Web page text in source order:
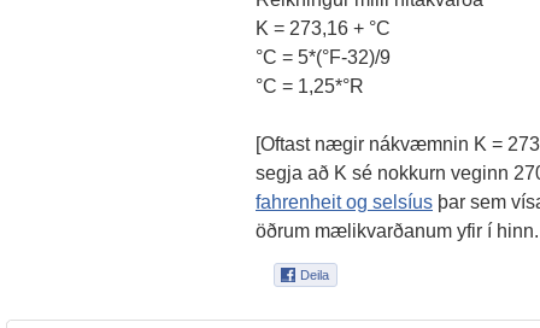
K = 273,16 + °C
°C = 5*(°F-32)/9
°C = 1,25*°R
[Oftast nægir nákvæmnin K =
segja að K sé nokkurn veginn
fahrenheit og selsíus þar sem
öðrum mælikvarðanum yfir í hinn.